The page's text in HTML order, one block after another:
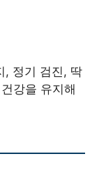
, 정기 검진, 딱
강을 유지해